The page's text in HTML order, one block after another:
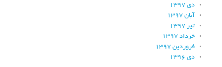
دی ۱۳۹۷
آبان ۱۳۹۷
تیر ۱۳۹۷
خرداد ۱۳۹۷
فروردین ۱۳۹۷
دی ۱۳۹۶